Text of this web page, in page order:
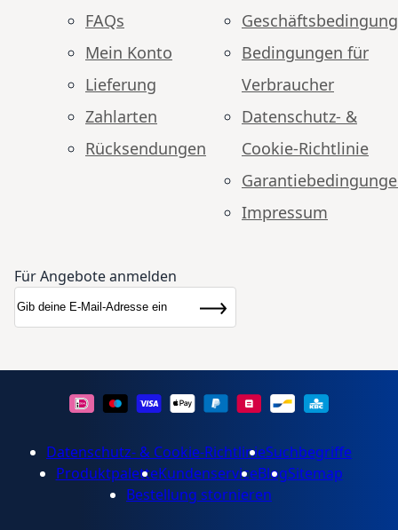
FAQs
Mein Konto
Lieferung
Zahlarten
Rücksendungen
Bedingungen für
Verbraucher
Datenschutz- &
Cookie-Richtlinie
Impressum
Für Angebote anmelden
Newsletter
Abonnieren
Datenschutz- & Cookie-RichtlinieSuchbegriffe
ProduktpaletteKundenserviceBlogSitemap
Bestellung stornieren